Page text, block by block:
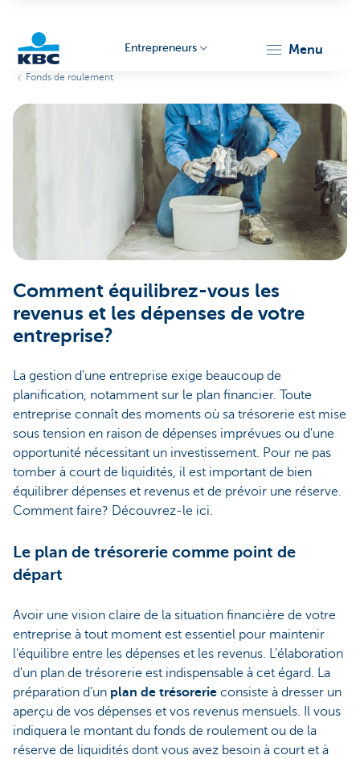
Entrepreneurs menu
Fonds de roulement
Comment équilibrez-vous les
revenus et les dépenses de votre
entreprise?
La gestion d'une entreprise exige beaucoup de
planification, notamment sur le plan financier. Toute
entreprise connaît des moments où sa trésorerie est mise
sous tension en raison de dépenses imprévues ou d'une
opportunité nécessitant un investissement. Pour ne pas
tomber à court de liquidités, il est important de bien
équilibrer dépenses et revenus et de prévoir une réserve.
Comment faire? Découvrez-le ici.
Le plan de trésorerie comme point de
départ
Avoir une vision claire de la situation financière de votre
entreprise à tout moment est essentiel pour maintenir
l'équilibre entre les dépenses et les revenus. L'élaboration
d'un plan de trésorerie est indispensable à cet égard. La
préparation d’un plan de trésorerie consiste à dresser un
aperçu de vos dépenses et vos revenus mensuels. Il vous
indiquera le montant du fonds de roulement ou de la
réserve de liquidités dont vous avez besoin à court et à